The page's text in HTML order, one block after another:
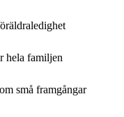
hela familjen
små framgångar